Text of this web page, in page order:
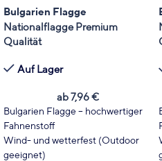
Bulgarien Flagge
Nationalflagge Premium
Qualität
Auf Lager
ab7,96€
Bulgarien Flagge – hochwertiger
Fahnenstoff
Wind- und wetterfest (Outdoor
geeignet)